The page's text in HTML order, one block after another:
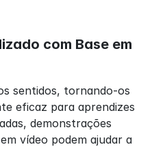
com Base em
sentidos, tornando-os
eficaz para aprendizes
demonstrações
vídeo podem ajudar a